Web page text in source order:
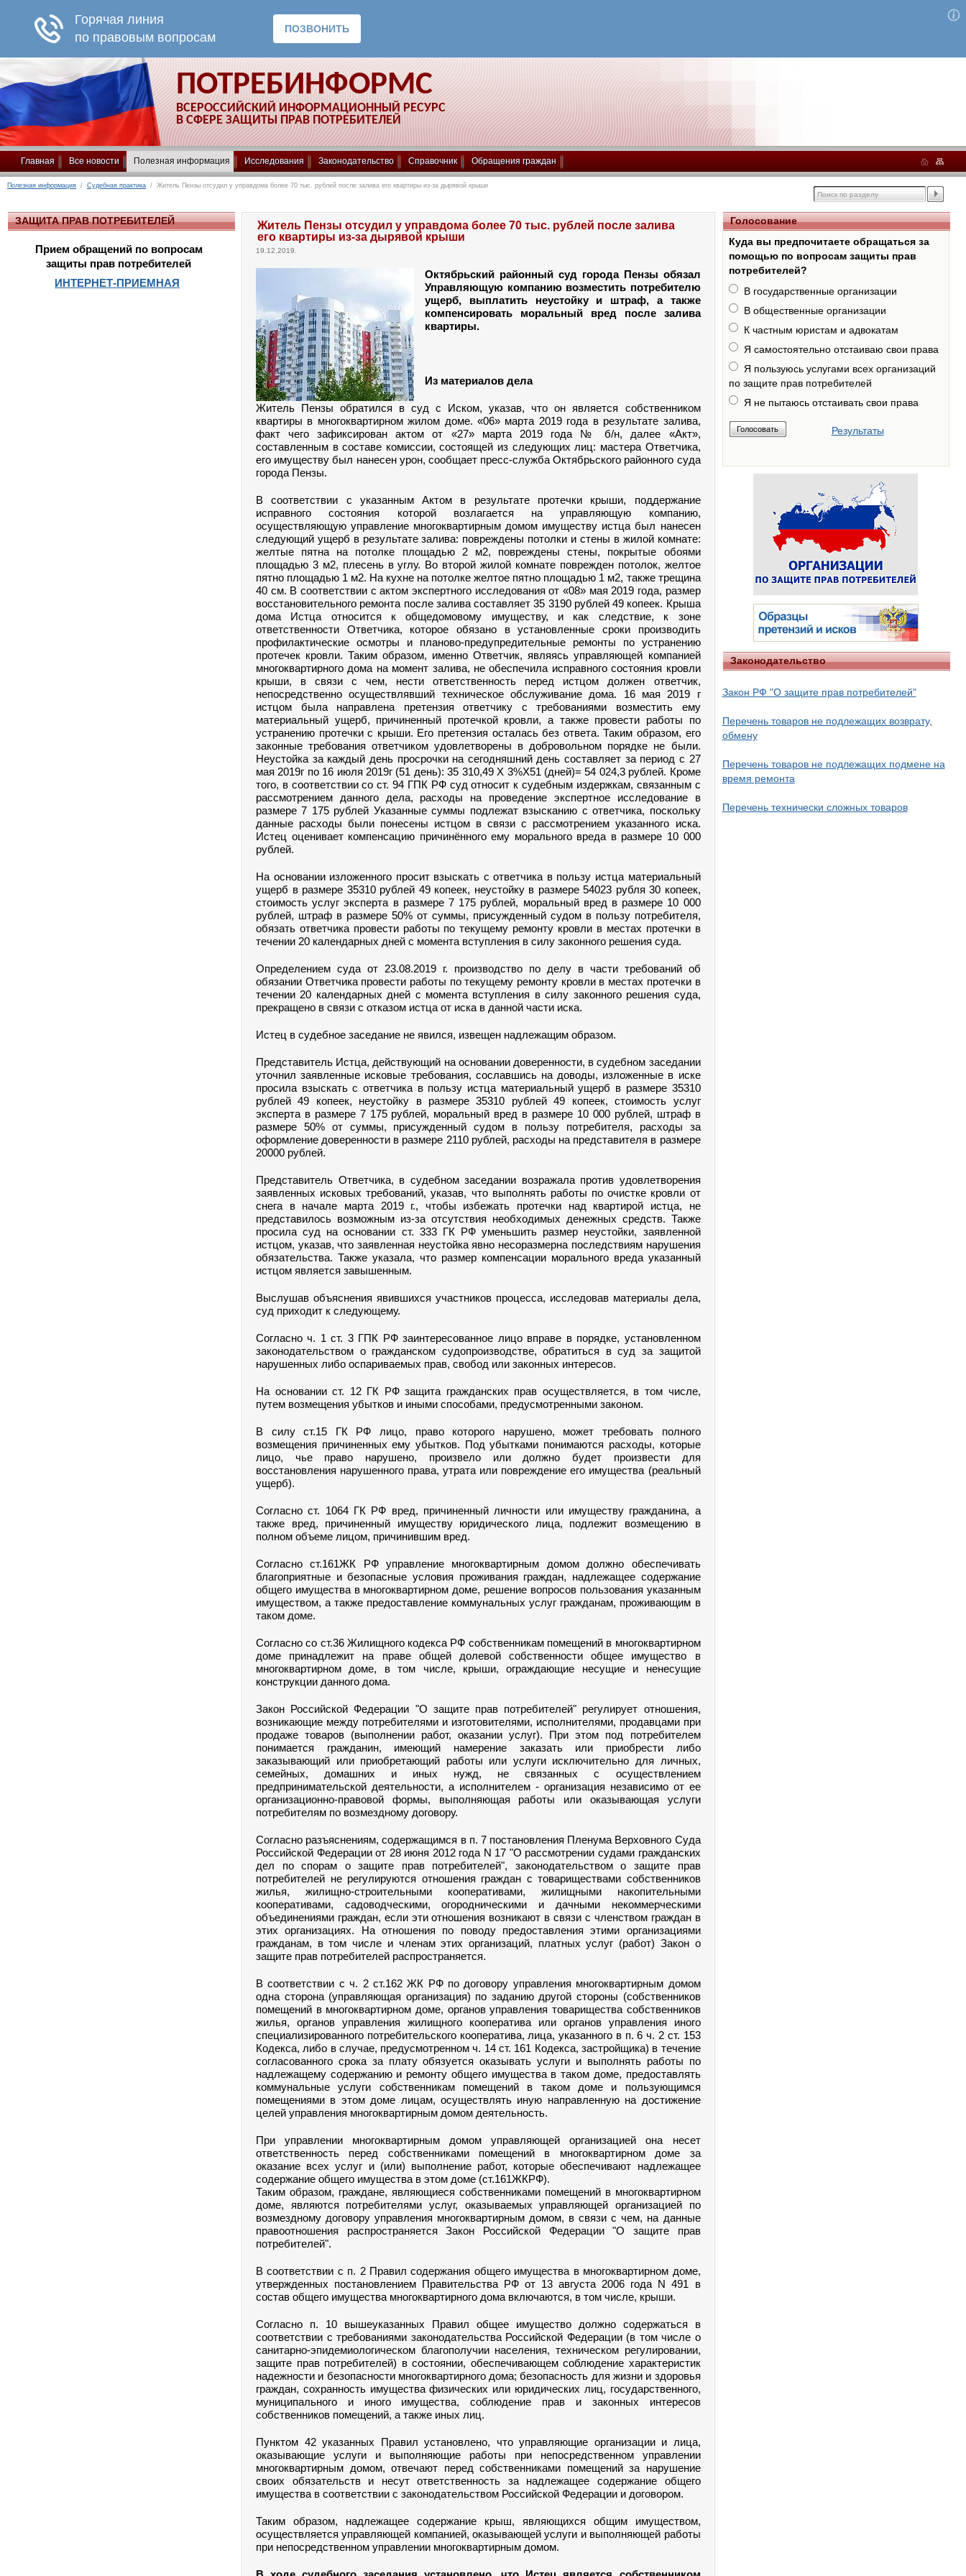
ПОТРЕБИНФОРМС
ВСЕРОССИЙСКИЙ ИНФОРМАЦИОННЫЙ РЕСУРС
В СФЕРЕ ЗАЩИТЫ ПРАВ ПОТРЕБИТЕЛЕЙ
Главная Все новости Полезная информация Исследования Законодательство Справочник Обращения граждан
Полезная информация / Судебная практика / Житель Пензы отсудил у управдома более 70 тыс. рублей после залива его квартиры из-за дырявой крыши
ЗАЩИТА ПРАВ ПОТРЕБИТЕЛЕЙ
Прием обращений по вопросам
защиты прав потребителей
ИНТЕРНЕТ-ПРИЕМНАЯ
Житель Пензы отсудил у управдома более 70 тыс. рублей после залива
его квартиры из-за дырявой крыши
19.12.2019.
Октябрьский районный суд города Пензы обязал
Управляющую компанию возместить потребителю
ущерб, выплатить неустойку и штраф, а также
компенсировать моральный вред после залива
квартиры.
Из материалов дела
Житель Пензы обратился в суд с Иском, указав, что он является собственником
квартиры в многоквартирном жилом доме. «06» марта 2019 года в результате залива,
факт чего зафиксирован актом от «27» марта 2019 года № б/н, далее «Акт»,
составленным в составе комиссии, состоящей из следующих лиц: мастера Ответчика,
его имуществу был нанесен урон, сообщает пресс-служба Октябрьского районного суда
города Пензы.
В соответствии с указанным Актом в результате протечки крыши, поддержание
исправного состояния которой возлагается на управляющую компанию,
осуществляющую управление многоквартирным домом имуществу истца был нанесен
следующий ущерб в результате залива: повреждены потолки и стены в жилой комнате:
желтые пятна на потолке площадью 2 м2, повреждены стены, покрытые обоями
площадью 3 м2, плесень в углу. Во второй жилой комнате поврежден потолок, желтое
пятно площадью 1 м2. На кухне на потолке желтое пятно площадью 1 м2, также трещина
40 см. В соответствии с актом экспертного исследования от «08» мая 2019 года, размер
восстановительного ремонта после залива составляет 35 3190 рублей 49 копеек. Крыша
дома Истца относится к общедомовому имуществу, и как следствие, к
зоне
ответственности Ответчика, которое обязано в установленные сроки производить
профилактические осмотры и планово-предупредительные ремонты по устранению
протечек кровли. Таким образом, именно Ответчик, являясь управляющей компанией
многоквартирного дома на момент залива, не обеспечила исправного состояния кровли
крыши, в связи с чем, нести ответственность перед истцом должен ответчик,
непосредственно осуществлявший техническое обслуживание дома. 16 мая 2019 г
истцом была направлена претензия ответчику с требованиями возместить ему
материальный ущерб, причиненный протечкой кровли, а также провести работы по
устранению протечки с крыши. Его претензия осталась без ответа. Таким образом, его
законные требования ответчиком удовлетворены в добровольном порядке не были.
Неустойка за каждый день просрочки на сегодняшний день составляет за период с 27
мая 2019г по 16 июля 2019г (51 день): 35 310,49 X 3%Х51 (дней)= 54 024,3 рублей. Кроме
того, в соответствии со ст. 94 ГПК РФ суд относит к судебным издержкам, связанным с
рассмотрением данного дела, расходы на проведение экспертное исследование в
размере 7 175 рублей Указанные суммы подлежат взысканию с ответчика, поскольку
данные расходы были понесены истцом в связи с рассмотрением указанного иска.
Истец оценивает компенсацию причинённого ему морального вреда в размере 10 000
рублей.
На основании изложенного просит взыскать с ответчика в пользу истца материальный
ущерб в размере 35310 рублей 49 копеек, неустойку в размере 54023 рубля 30 копеек,
стоимость услуг эксперта в размере 7 175 рублей, моральный вред в размере 10 000
рублей, штраф в размере 50% от суммы, присужденный судом в пользу потребителя,
обязать ответчика провести работы по текущему ремонту кровли в местах протечки в
течении 20 календарных дней с момента вступления в силу законного решения суда.
Определением суда от 23.08.2019 г. производство по делу в части требований об
обязании Ответчика провести работы по текущему ремонту кровли в местах протечки в
течении 20 календарных дней с момента вступления в силу законного решения суда,
прекращено в связи с отказом истца от иска в данной части иска.
Истец в судебное заседание не явился, извещен надлежащим образом.
Представитель Истца, действующий на основании доверенности, в судебном заседании
уточнил заявленные исковые требования, сославшись на доводы, изложенные в иске
просила взыскать с ответчика в пользу истца материальный ущерб в размере 35310
рублей 49 копеек, неустойку в размере 35310 рублей 49 копеек, стоимость услуг
эксперта в размере 7 175 рублей, моральный вред в размере 10 000 рублей, штраф в
размере 50% от суммы, присужденный судом в пользу потребителя, расходы за
оформление доверенности в размере 2110 рублей, расходы на представителя в размере
20000 рублей.
Представитель Ответчика, в судебном заседании возражала против удовлетворения
заявленных исковых требований, указав, что выполнять работы по очистке кровли от
снега в начале марта 2019 г., чтобы избежать протечки над квартирой истца, не
представилось возможным из-за отсутствия необходимых денежных средств. Также
просила суд на основании ст. 333 ГК РФ уменьшить размер неустойки, заявленной
истцом, указав, что заявленная неустойка явно несоразмерна последствиям нарушения
обязательства. Также указала, что размер компенсации морального вреда указанный
истцом является завышенным.
Выслушав объяснения явившихся участников процесса, исследовав материалы дела,
суд приходит к следующему.
Согласно ч. 1 ст. 3 ГПК РФ заинтересованное лицо вправе в порядке, установленном
законодательством о гражданском судопроизводстве, обратиться в суд за защитой
нарушенных либо оспариваемых прав, свобод или законных интересов.
На основании ст. 12 ГК РФ защита гражданских прав осуществляется, в том числе,
путем возмещения убытков и иными способами, предусмотренными законом.
В силу ст.15 ГК РФ лицо, право которого нарушено, может требовать полного
возмещения причиненных ему убытков. Под убытками понимаются расходы, которые
лицо, чье право нарушено, произвело или должно будет произвести для
восстановления нарушенного права, утрата или повреждение его имущества (реальный
ущерб).
Согласно ст. 1064 ГК РФ вред, причиненный личности или имуществу гражданина, а
также вред, причиненный имуществу юридического лица, подлежит возмещению в
полном объеме лицом, причинившим вред.
Согласно ст.161ЖК РФ управление многоквартирным домом должно обеспечивать
благоприятные и безопасные условия проживания граждан, надлежащее содержание
общего имущества в многоквартирном доме, решение вопросов пользования указанным
имуществом, а также предоставление коммунальных услуг гражданам, проживающим в
таком доме.
Согласно со ст.36 Жилищного кодекса РФ собственникам помещений в многоквартирном
доме принадлежит на праве общей долевой собственности общее имущество в
многоквартирном доме, в том числе, крыши, ограждающие несущие и ненесущие
конструкции данного дома.
Закон Российской Федерации "О защите прав потребителей" регулирует отношения,
возникающие между потребителями и изготовителями, исполнителями, продавцами при
продаже товаров (выполнении работ, оказании услуг). При этом под потребителем
понимается гражданин, имеющий намерение заказать или приобрести либо
заказывающий или приобретающий работы или услуги исключительно для личных,
семейных, домашних и иных нужд, не связанных с осуществлением
предпринимательской деятельности, а исполнителем - организация независимо от ее
организационно-правовой формы, выполняющая работы или оказывающая услуги
потребителям по возмездному договору.
Согласно разъяснениям, содержащимся в п. 7 постановления Пленума Верховного Суда
Российской Федерации от 28 июня 2012 года N 17 "О рассмотрении судами гражданских
дел по спорам о защите прав потребителей", законодательством о защите прав
потребителей не регулируются отношения граждан с товариществами собственников
жилья, жилищно-строительными кооперативами, жилищными накопительными
кооперативами, садоводческими, огородническими и дачными некоммерческими
объединениями граждан, если эти отношения возникают в связи с членством граждан в
этих организациях. На отношения по поводу предоставления этими организациями
гражданам, в том числе и членам этих организаций, платных услуг (работ) Закон о
защите прав потребителей распространяется.
В соответствии с ч. 2 ст.162 ЖК РФ по договору управления многоквартирным домом
одна сторона (управляющая организация) по заданию другой стороны (собственников
помещений в многоквартирном доме, органов управления товарищества собственников
жилья, органов управления жилищного кооператива или органов управления иного
специализированного потребительского кооператива, лица, указанного в п. 6 ч. 2 ст. 153
Кодекса, либо в случае, предусмотренном ч. 14 ст. 161 Кодекса, застройщика) в течение
согласованного срока за плату обязуется оказывать услуги и выполнять работы по
надлежащему содержанию и ремонту общего имущества в таком доме, предоставлять
коммунальные услуги собственникам помещений в таком доме и пользующимся
помещениями в этом доме лицам, осуществлять иную направленную на достижение
целей управления многоквартирным домом деятельность.
При управлении многоквартирным домом управляющей организацией она несет
ответственность перед собственниками помещений в многоквартирном доме за
оказание всех услуг и (или) выполнение работ, которые обеспечивают надлежащее
содержание общего имущества в этом доме (ст.161ЖКРФ).
Таким образом, граждане, являющиеся собственниками помещений в многоквартирном
доме, являются потребителями услуг, оказываемых управляющей организацией по
возмездному договору управления многоквартирным домом, в связи с чем, на данные
правоотношения распространяется Закон Российской Федерации "О защите прав
потребителей".
В соответствии с п. 2 Правил содержания общего имущества в многоквартирном доме,
утвержденных постановлением Правительства РФ от 13 августа 2006 года N 491 в
состав общего имущества многоквартирного дома включаются, в том числе, крыши.
Согласно п. 10 вышеуказанных Правил общее имущество должно содержаться в
соответствии с требованиями законодательства Российской Федерации (в том числе о
санитарно-эпидемиологическом благополучии населения, техническом регулировании,
защите прав потребителей) в состоянии, обеспечивающем соблюдение характеристик
надежности и безопасности многоквартирного дома; безопасность для жизни и здоровья
граждан, сохранность имущества физических или юридических лиц, государственного,
муниципального и иного имущества, соблюдение прав и законных интересов
собственников помещений, а также иных лиц.
Пунктом 42 указанных Правил установлено, что управляющие организации и лица,
оказывающие услуги и выполняющие работы при непосредственном управлении
многоквартирным домом, отвечают перед собственниками помещений за нарушение
своих обязательств и несут ответственность за надлежащее содержание общего
имущества в соответствии с законодательством Российской Федерации и договором.
Таким образом, надлежащее содержание крыш, являющихся общим имуществом,
осуществляется управляющей компанией, оказывающей услуги и выполняющей работы
при непосредственном управлении многоквартирным домом.
Голосование
Куда вы предпочитаете обращаться за
помощью по вопросам защиты прав
потребителей?
В государственные организации
В общественные организации
К частным юристам и адвокатам
Я самостоятельно отстаиваю свои права
Я пользуюсь услугами всех организаций
по защите прав потребителей
Я не пытаюсь отстаивать свои права
Результаты
Законодательство
Закон РФ "О защите прав потребителей"
Перечень товаров не подлежащих возврату,
обмену
Перечень товаров не подлежащих подмене на
время ремонта
Перечень технически сложных товаров